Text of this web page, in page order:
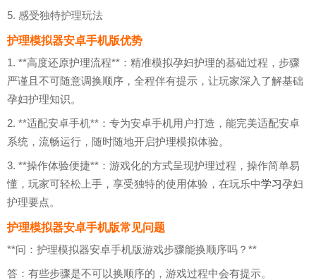
5. 感受独特护理玩法
护理模拟器安卓手机版优势
1. **高度还原护理流程**：精准模拟孕妇护理的基础过程，步骤
严谨且不可随意调换顺序，全程伴有提示，让玩家深入了解基础
孕妇护理知识。
2. **适配安卓手机**：专为安卓手机用户打造，能完美适配安卓
系统，流畅运行，随时随地开启护理模拟体验。
3. **操作体验便捷**：游戏化的方式呈现护理过程，操作简单易
懂，玩家可轻松上手，享受独特的使用体验，在玩乐中学习孕妇
护理要点。
护理模拟器安卓手机版常见问题
**问：护理模拟器安卓手机版游戏步骤能换顺序吗？**
答：有些步骤是不可以换顺序的，游戏过程中会有提示。